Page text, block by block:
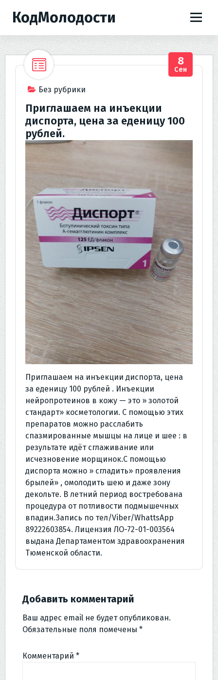
е
КодМолодости
Без рубрики
8
Сен
Приглашаем на инъекции
диспорта, цена за еденицу 100
рублей.
Приглашаем на инъекции диспорта, цена
за еденицу 100 рублей . Инъекции
нейропротеинов в кожу — это » золотой
стандарт» косметологии. С помощью этих
препаратов можно расслабить
спазмированные мышцы на лице и шее : в
результате идёт сглаживание или
исчезновение морщинок.С помощью
диспорта можно » сгладить» проявления
брылей» , омолодить шею и даже зону
декольте. В летний период востребована
процедура от потливости подмышечных
впадин.Запись по тел/Viber/WhattsApp
89222603854. Лицензия ЛО-72-01-003564
выдана Департаментом здравоохранения
Тюменской области.
Добавить комментарий
Ваш адрес email не будет опубликован.
Обязательные поля помечены *
Комментарий *